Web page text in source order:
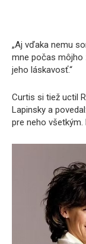
„Aj vďaka nemu
mne počas môjho
jeho láskavosť.“
Curtis si tiež uctil
Lapinsky a
pre neho